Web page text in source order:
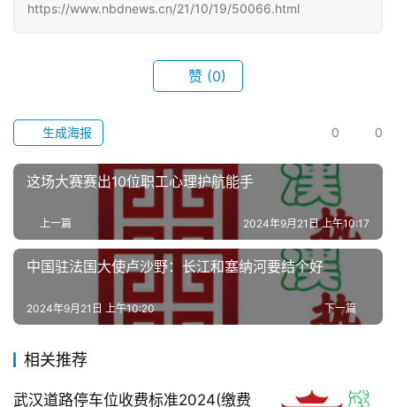
https://www.nbdnews.cn/21/10/19/50066.html
赞 (0)
0 0
生成海报
这场大赛赛出10位职工心理护航能手
上一篇 2024年9月21日 上午10:17
中国驻法国大使卢沙野：长江和塞纳河要结个好
下一篇
2024年9月21日 上午10:20
相关推荐
武汉道路停车位收费标准2024(缴费